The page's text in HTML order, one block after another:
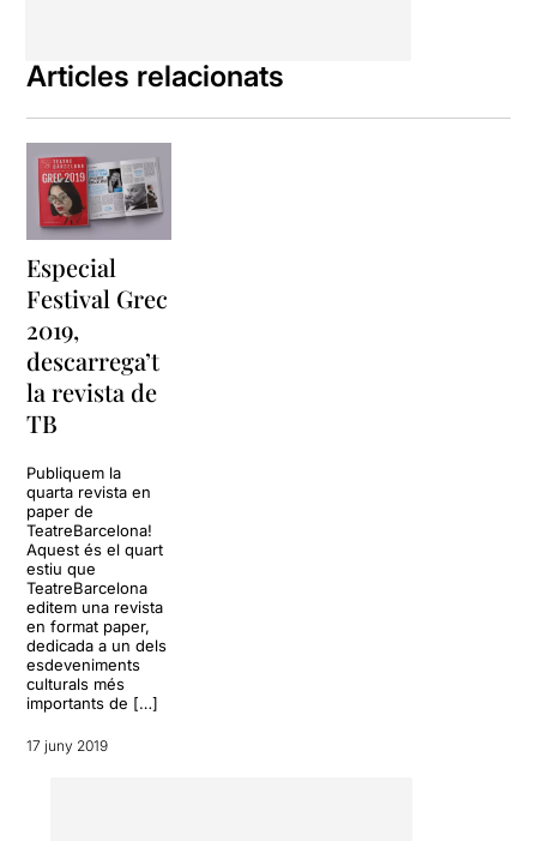
recordar que en aquella
Articles relacionats
Especial
Festival Grec
2019,
descarrega’t
la revista de
TB
Publiquem la
quarta revista en
paper de
TeatreBarcelona!
Aquest és el quart
estiu que
TeatreBarcelona
editem una revista
en format paper,
dedicada a un dels
esdeveniments
culturals més
importants de […]
17 juny 2019